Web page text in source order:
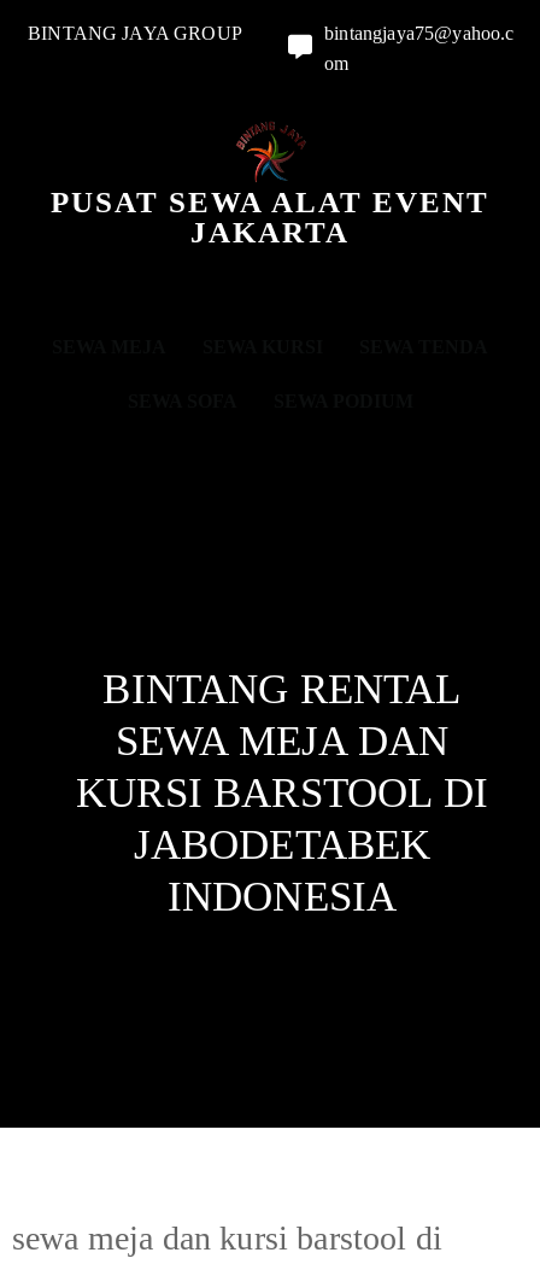
BINTANG JAYA GROUP
bintangjaya75@yahoo.c
om
PUSAT SEWA ALAT EVENT
JAKARTA
BINTANG RENTAL
SEWA MEJA DAN
KURSI BARSTOOL DI
JABODETABEK
INDONESIA
sewa meja dan kursi barstool di